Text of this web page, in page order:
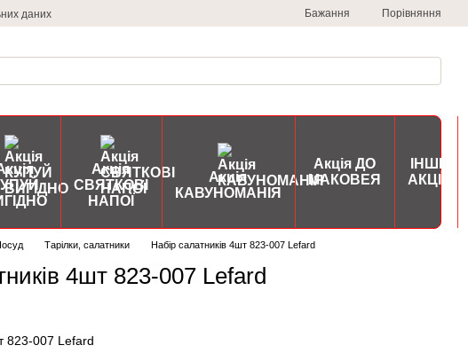
даних Бажання Порівняння
Акція
СВЯТКОВІ
НАПОЇ
Акція
КАВУНОМАНІЯ
Акція ДО
МАКОВЕЯ
ІНШІ
АКЦІЇ
Тарілки, салатники Набір салатників 4шт 823-007 Lefard
4шт 823-007 Lefard
823-007 Lefard